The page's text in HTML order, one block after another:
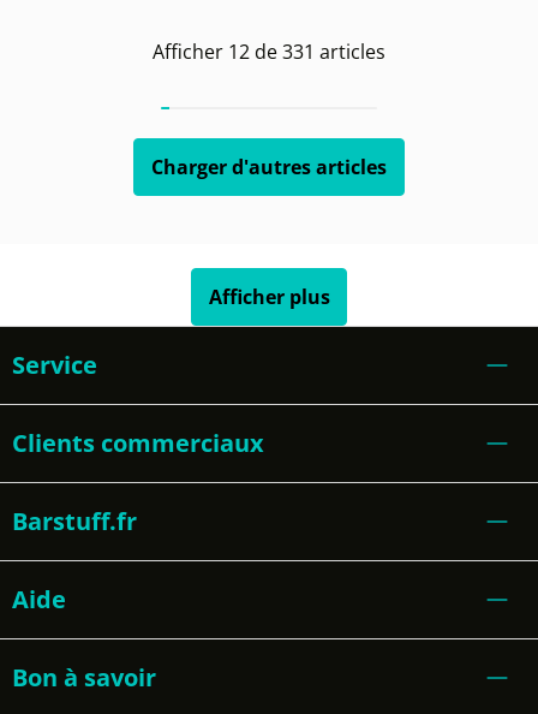
Afficher 12de331 articles
Charger d'autres articles
Afficher plus
Service
Clients commerciaux
Barstuff.fr
Aide
Bon à savoir